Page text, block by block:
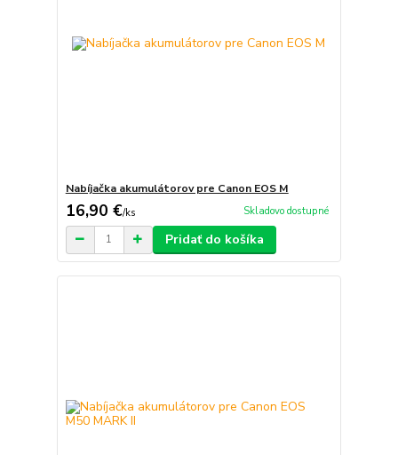
Nabíjačka akumulátorov pre Canon EOS M
16,90 €/ks Skladovo dostupné
Pridať do košíka